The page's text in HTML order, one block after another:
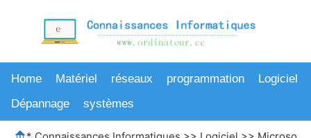
Home Matériel réseaux programmation
Logiciel
Dépannage
systèmes